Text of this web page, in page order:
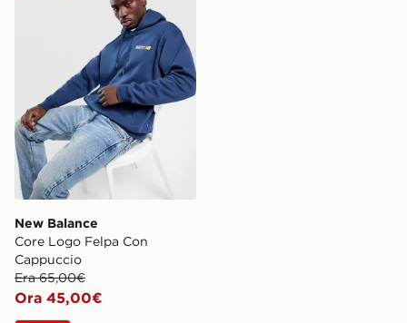
New Balance
Core Logo Felpa Con
Cappuccio
Era 65,00€
Ora 45,00€